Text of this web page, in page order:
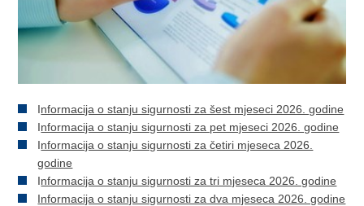
Informacija o stanju sigurnosti za šest mjeseci 2026. godine
Informacija o stanju sigurnosti za pet mjeseci 2026. godine
Informacija o stanju sigurnosti za četiri mjeseca 2026.
godine
Informacija o stanju sigurnosti za tri mjeseca 2026. godine
Informacija o stanju sigurnosti za dva mjeseca 2026. godine